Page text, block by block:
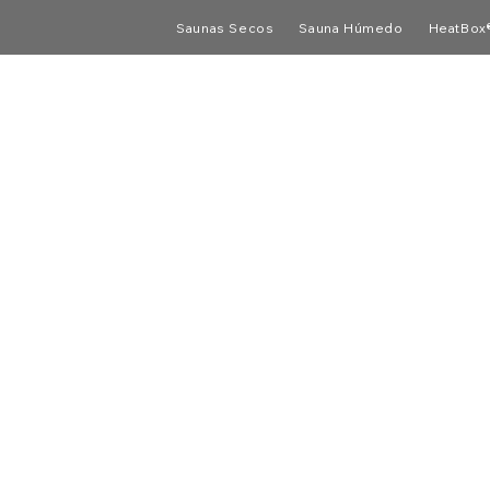
Saunas Secos Sauna Húmedo